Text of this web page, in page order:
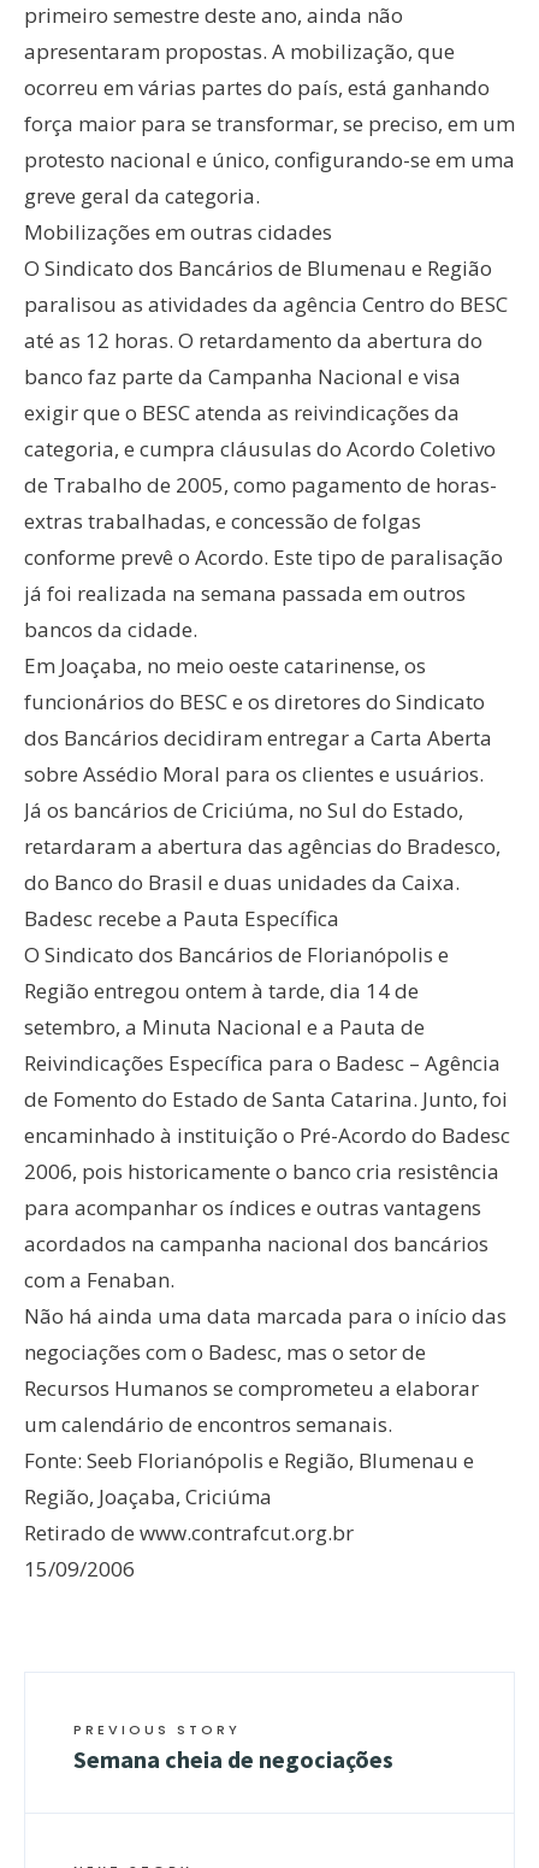
primeiro semestre deste ano, ainda não
apresentaram propostas. A mobilização, que
ocorreu em várias partes do país, está ganhando
força maior para se transformar, se preciso, em um
protesto nacional e único, configurando-se em uma
greve geral da categoria.
Mobilizações em outras cidades
O Sindicato dos Bancários de Blumenau e Região
paralisou as atividades da agência Centro do BESC
até as 12 horas. O retardamento da abertura do
banco faz parte da Campanha Nacional e visa
exigir que o BESC atenda as reivindicações da
categoria, e cumpra cláusulas do Acordo Coletivo
de Trabalho de 2005, como pagamento de horas-
extras trabalhadas, e concessão de folgas
conforme prevê o Acordo. Este tipo de paralisação
já foi realizada na semana passada em outros
bancos da cidade.
Em Joaçaba, no meio oeste catarinense, os
funcionários do BESC e os diretores do Sindicato
dos Bancários decidiram entregar a Carta Aberta
sobre Assédio Moral para os clientes e usuários.
Já os bancários de Criciúma, no Sul do Estado,
retardaram a abertura das agências do Bradesco,
do Banco do Brasil e duas unidades da Caixa.
Badesc recebe a Pauta Específica
O Sindicato dos Bancários de Florianópolis e
Região entregou ontem à tarde, dia 14 de
setembro, a Minuta Nacional e a Pauta de
Reivindicações Específica para o Badesc – Agência
de Fomento do Estado de Santa Catarina. Junto, foi
encaminhado à instituição o Pré-Acordo do Badesc
2006, pois historicamente o banco cria resistência
para acompanhar os índices e outras vantagens
acordados na campanha nacional dos bancários
com a Fenaban.
Não há ainda uma data marcada para o início das
negociações com o Badesc, mas o setor de
Recursos Humanos se comprometeu a elaborar
um calendário de encontros semanais.
Fonte: Seeb Florianópolis e Região, Blumenau e
Região, Joaçaba, Criciúma
Retirado de www.contrafcut.org.br
15/09/2006
PREVIOUS STORY
Semana cheia de negociações